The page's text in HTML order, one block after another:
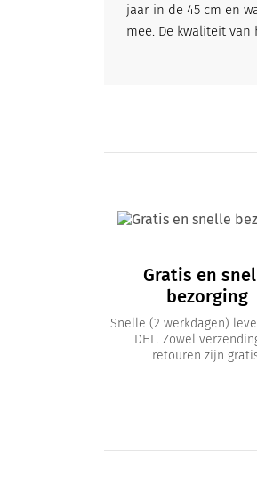
jaar in de 45 cm en
mee. De kwaliteit
Gratis en
bezorging
Snelle (2 werkdagen)
DHL. Zowel
retouren zijn